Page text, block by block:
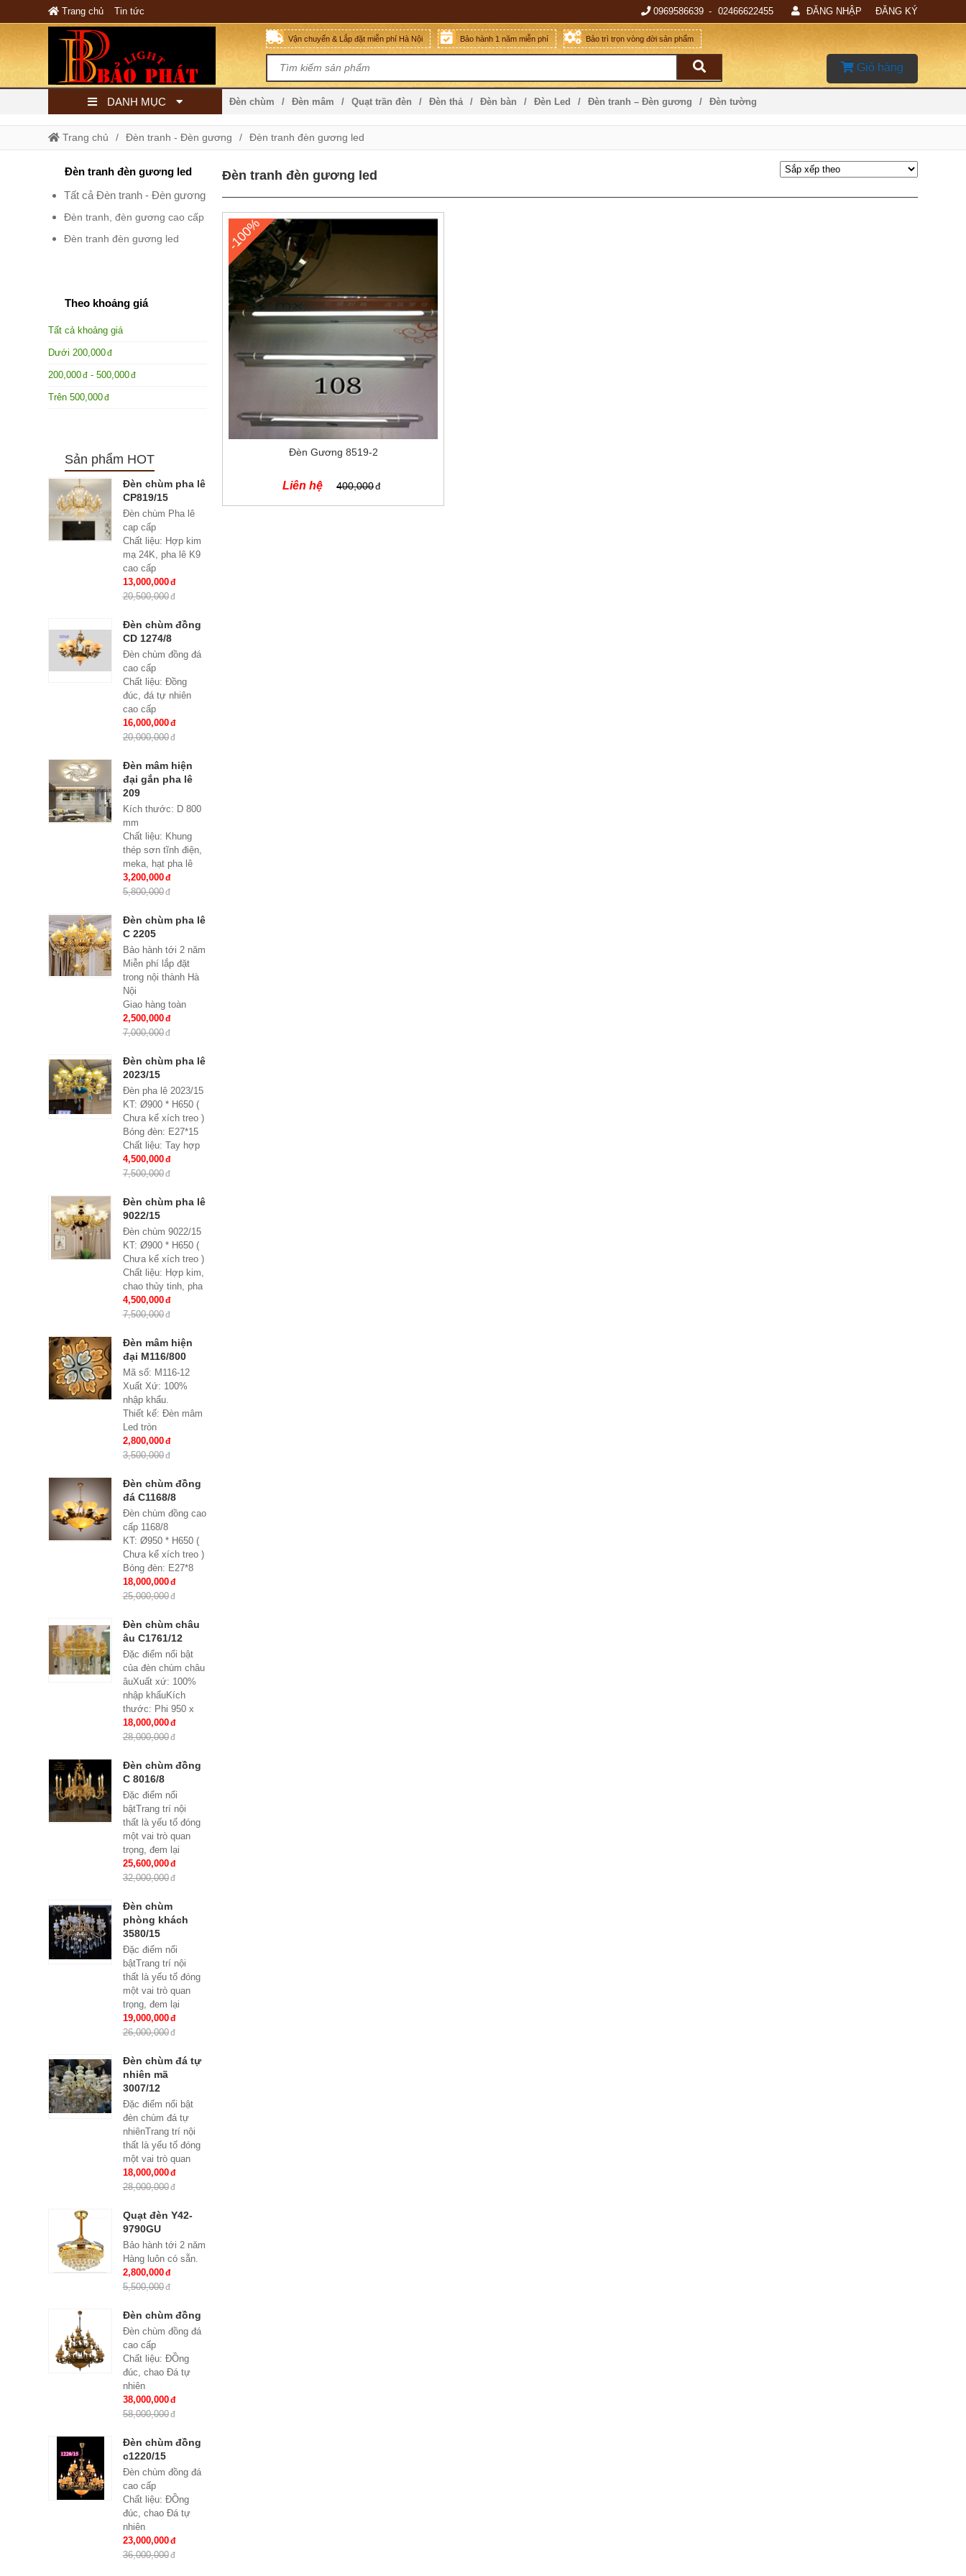
Trang chủ Tin tức 0969586639 02466622455 ĐĂNG NHẬP ĐĂNG KÝ
Vận chuyển & Lắp đặt miễn phí Hà Nội Bảo hành 1 năm miễn phí Bảo trì trọn vòng đời sản phẩm
Giỏ hàng
DANH MỤC Đèn chùm Đèn mâm Quạt trần đèn Đèn thả Đèn bàn Đèn Led Đèn tranh – Đèn gương Đèn tường
Trang chủ Đèn tranh - Đèn gương Đèn tranh đèn gương led
Đèn tranh đèn gương led
-100%
Đèn Gương 8519-2
Liên hệ 400,000
Đèn tranh đèn gương led
Tất cả Đèn tranh - Đèn gương
Đèn tranh, đèn gương cao cấp
Đèn tranh đèn gương led
Theo khoảng giá
Tất cả khoảng giá
Dưới200,000
200,000 -500,000
Trên500,000
Sản phẩm HOT
Đèn chùm pha lê
CP819/15
Đèn chùm Pha lê
cap cấp
Chất liệu: Hợp kim
mạ 24K, pha lê K9
cao cấp
Số lượng tay : 15
tay
Bóng đèn: Bóng led
tiết kiệm điện
E14*15
Bảo hành: 2 năm
13,000,000
20,500,000
Đèn chùm đồng
CD 1274/8
Đèn chùm đồng đá
cao cấp
Chất liệu: Đồng
đúc, đá tự nhiên
cao cấp
KT: Ø850 * H600
Bóng đèn: 8 bóng
điện E27*8
Bảo hành: 2 năm
16,000,000
20,000,000
Đèn mâm hiện
đại gắn pha lê
209
Kích thước: D 800
mm
Chất liệu: Khung
thép sơn tĩnh điện,
meka, hạt pha lê
Đèn: Led siêu tiết
kiệm điện đổi mầu 3
3,200,000
5,800,000
Đèn chùm pha lê
C 2205
Bảo hành tới 2 năm
Miễn phí lắp đặt
trong nội thành Hà
Nội
Giao hàng toàn
quốc
Chất liệu: hợp kim,
Kích thước: Phi
900*H650, 15 tay
2,500,000
7,000,000
Đèn chùm pha lê
2023/15
Đèn pha lê 2023/15
KT: Ø900 * H650 (
Chưa kể xích treo )
Bóng đèn: E27*15
Chất liệu: Tay hợp
kim, chao thủy tinh
đính hạt pha lê
4,500,000
7,500,000
Đèn chùm pha lê
9022/15
Đèn chùm 9022/15
KT: Ø900 * H650 (
Chưa kể xích treo )
Chất liệu: Hợp kim,
chao thủy tinh, pha
lê
Bóng đèn: E27*15
4,500,000
7,500,000
Đèn mâm hiện
đại M116/800
Mã số: M116-12
Xuất Xứ: 100%
nhập khẩu.
Thiết kế: Đèn mâm
Led tròn
Kích thước: Ø800x
H 150 mm
Led SMD 3 đổi mầu
Điều khiển từ xa: Đi
kèm nhiều chế độ
Ứng dụng: Hiệu
Quả Cho Phòng
Khách, chung cư,
nhà riêng, văn
phòng …
2,800,000
3,500,000
Đèn chùm đồng
đá C1168/8
Đèn chùm đồng cao
cấp 1168/8
KT: Ø950 * H650 (
Chưa kể xích treo )
Bóng đèn: E27*8
Bảo hành: 2 năm
18,000,000
25,000,000
Đèn chùm châu
âu C1761/12
Đặc điểm nổi bật
của đèn chùm châu
âuXuất xứ: 100%
nhập khẩuKích
thước: Phi 950 x
H500Loại bóng sử
dụng: Nến E14
Phòng...
18,000,000
28,000,000
Đèn chùm đồng
C 8016/8
Đặc điểm nổi
bậtTrang trí nội
thất là yếu tố đóng
một vai trò quan
trọng, đem lại
những giá trị thực
sự cho cả căn hộ
25,600,000
32,000,000
Đèn chùm
phòng khách
3580/15
Đặc điểm nổi
bậtTrang trí nội
thất là yếu tố đóng
một vai trò quan
trọng, đem lại
những giá trị thực
sự cho cả căn hộ
19,000,000
26,000,000
Đèn chùm đá tự
nhiên mã
3007/12
Đặc điểm nổi bật
đèn chùm đá tự
nhiênTrang trí nội
thất là yếu tố đóng
một vai trò quan
trọng, đem lại
những giá trị thực
18,000,000
28,000,000
Quạt đèn Y42-
9790GU
Bảo hành tới 2 năm
Hàng luôn có sẵn.
2,800,000
5,500,000
Đèn chùm đồng
Đèn chùm đồng đá
cao cấp
Chất liệu: ĐỒng
đúc, chao Đá tự
nhiên
Số lượng tay : 24
tay
mm
Bóng đèn: Bóng led
tiết kiệm điện
E14*24
Bảo hành: 2 năm
38,000,000
58,000,000
Đèn chùm đồng
c1220/15
Đèn chùm đồng đá
cao cấp
Chất liệu: ĐỒng
đúc, chao Đá tự
nhiên
Số lượng tay : 15
tay
23,000,000
36,000,000